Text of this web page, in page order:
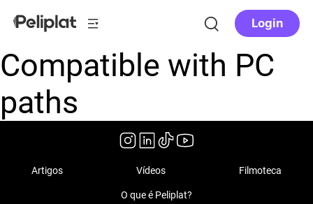
Login
Compatible with PC
paths
Artigos Vídeos Filmoteca
O que é Peliplat?